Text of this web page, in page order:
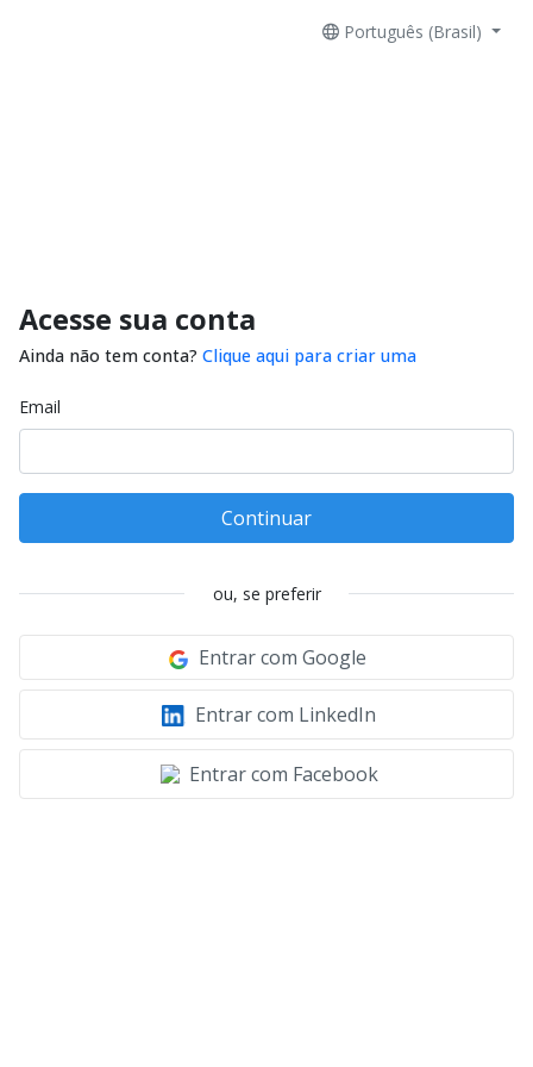
Português (Brasil)
Acesse sua conta
Ainda não tem conta? Clique aqui para criar uma
Email
Continuar
ou, se preferir
Entrar com Google
Entrar com LinkedIn
Entrar com Facebook